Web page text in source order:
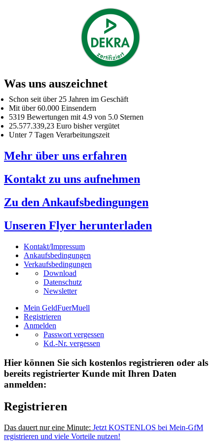
Was uns auszeichnet
Schon seit über 25 Jahren im Geschäft
Mit über 60.000 Einsendern
5319 Bewertungen mit 4.9 von 5.0 Sternen
25.577.339,23 Euro bisher vergütet
Unter 7 Tagen Verarbeitungszeit
Mehr über uns erfahren
Kontakt zu uns aufnehmen
Zu den Ankaufsbedingungen
Unseren Flyer herunterladen
Kontakt/Impressum
Ankaufsbedingungen
Verkaufsbedingungen
Download
Datenschutz
Newsletter
Mein GeldFuerMuell
Registrieren
Anmelden
Passwort vergessen
Kd.-Nr. vergessen
Hier können Sie sich kostenlos registrieren oder als
bereits registrierter Kunde mit Ihren Daten
anmelden:
Registrieren
Das dauert nur eine Minute: Jetzt KOSTENLOS bei Mein-GfM
registrieren und viele Vorteile nutzen!